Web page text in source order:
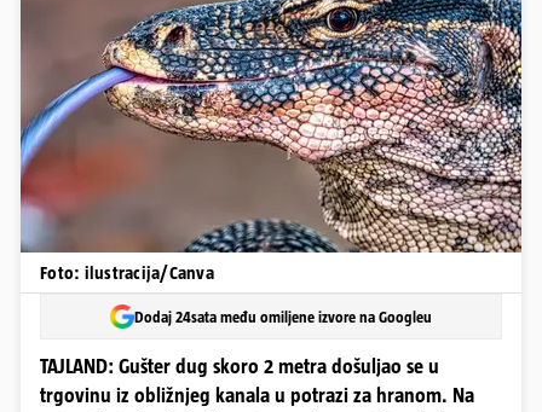
Foto: ilustracija/Canva
Dodaj 24sata među omiljene izvore na Googleu
TAJLAND: Gušter dug skoro 2 metra došuljao se u
trgovinu iz obližnjeg kanala u potrazi za hranom. Na